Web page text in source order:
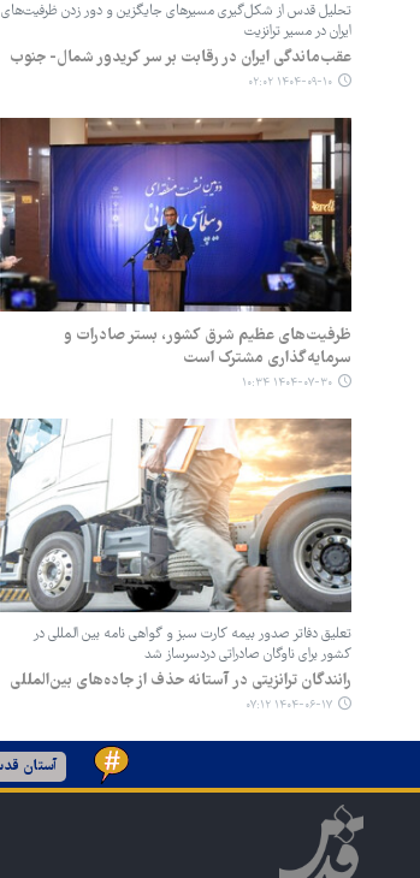
تحلیل قدس از شکل‌گیری مسیرهای جایگزین و دور زدن ظرفیت‌های
ایران در مسیر ترانزیت
عقب‌ماندگی ایران در رقابت بر سر کریدور شمال- جنوب
۱۴۰۴-۰۹-۱۰ ۰۲:۰۲
ظرفیت‌های عظیم شرق کشور، بستر صادرات و
سرمایه‌گذاری مشترک است
۱۴۰۴-۰۷-۳۰ ۱۰:۳۴
تعلیق دفاتر صدور بیمه کارت سبز و گواهی نامه بین المللی در
کشور برای ناوگان صادراتی ‌دردسرساز شد
رانندگان ترانزیتی در آستانه حذف از جاده‌های بین‌المللی
۱۴۰۴-۰۶-۱۷ ۰۷:۱۲
آستان